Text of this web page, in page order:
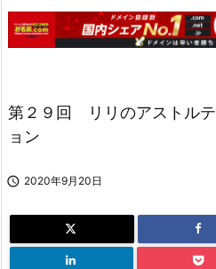
第２９回 リリのアストル
ョン
 2020年9月20日